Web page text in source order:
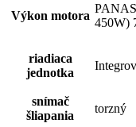
Výkon motora
450W)
riadiaca
jednotka
snímač
šliapania
torzný